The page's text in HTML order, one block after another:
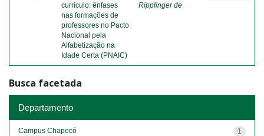
currículo: ênfases
nas formações de
professores no Pacto
Nacional pela
Alfabetização na
Idade Certa (PNAIC)
Ripplinger de
Busca facetada
Departamento
1
Campus Chapecó